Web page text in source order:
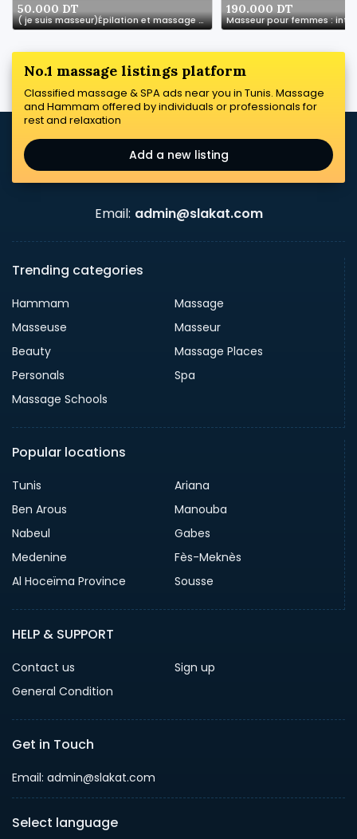
50.000 DT
( je suis masseur)Épilation et massage pour femme
190.000 DT
No.1 massage listings platform
Classified massage & SPA ads near you in Tunis. Massage
and Hammam offered by individuals or professionals for
rest and relaxation
Add a new listing
Email: admin@slakat.com
Trending categories
Hammam
Massage
Masseuse
Masseur
Beauty
Massage Places
Personals
Spa
Massage Schools
Popular locations
Tunis
Ariana
Ben Arous
Manouba
Nabeul
Gabes
Medenine
Fès-Meknès
Al Hoceïma Province
Sousse
HELP & SUPPORT
Contact us
Sign up
General Condition
Get in Touch
Email: admin@slakat.com
Select language